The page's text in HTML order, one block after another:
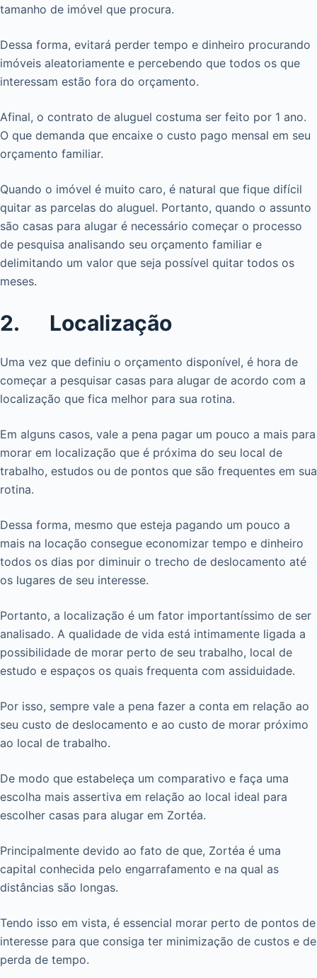
tamanho de imóvel que procura.
Dessa forma, evitará perder tempo e dinheiro procurando
imóveis aleatoriamente e percebendo que todos os que
interessam estão fora do orçamento.
Afinal, o contrato de aluguel costuma ser feito por 1 ano.
O que demanda que encaixe o custo pago mensal em seu
orçamento familiar.
Quando o imóvel é muito caro, é natural que fique difícil
quitar as parcelas do aluguel. Portanto, quando o assunto
são casas para alugar é necessário começar o processo
de pesquisa analisando seu orçamento familiar e
delimitando um valor que seja possível quitar todos os
meses.
2. Localização
Uma vez que definiu o orçamento disponível, é hora de
começar a pesquisar casas para alugar de acordo com a
localização que fica melhor para sua rotina.
Em alguns casos, vale a pena pagar um pouco a mais para
morar em localização que é próxima do seu local de
trabalho, estudos ou de pontos que são frequentes em sua
rotina.
Dessa forma, mesmo que esteja pagando um pouco a
mais na locação consegue economizar tempo e dinheiro
todos os dias por diminuir o trecho de deslocamento até
os lugares de seu interesse.
Portanto, a localização é um fator importantíssimo de ser
analisado. A qualidade de vida está intimamente ligada a
possibilidade de morar perto de seu trabalho, local de
estudo e espaços os quais frequenta com assiduidade.
Por isso, sempre vale a pena fazer a conta em relação ao
seu custo de deslocamento e ao custo de morar próximo
ao local de trabalho.
De modo que estabeleça um comparativo e faça uma
escolha mais assertiva em relação ao local ideal para
escolher casas para alugar em Zortéa.
Principalmente devido ao fato de que, Zortéa é uma
capital conhecida pelo engarrafamento e na qual as
distâncias são longas.
Tendo isso em vista, é essencial morar perto de pontos de
interesse para que consiga ter minimização de custos e de
perda de tempo.